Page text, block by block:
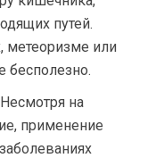
путей.
метеоризме или
бесполезно.
Несмотря на
применение